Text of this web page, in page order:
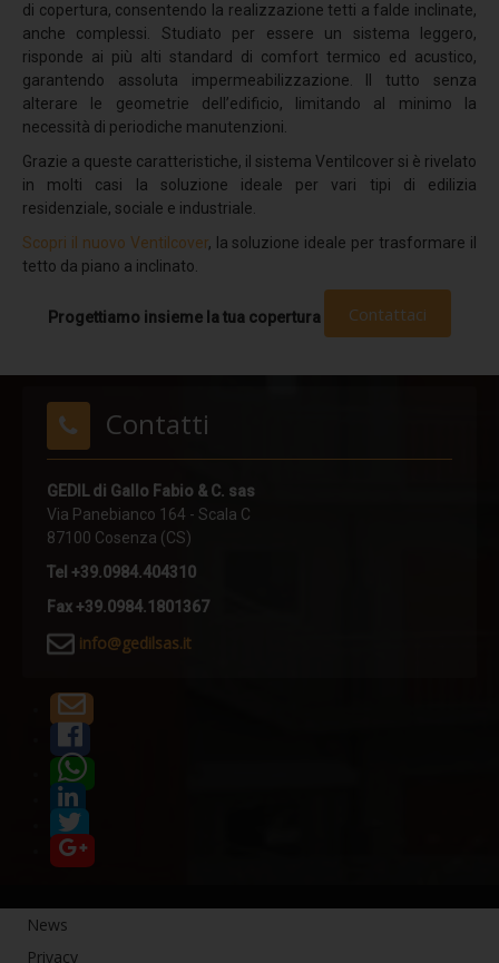
Stratigrafia 6
Stratigrafia 7
Stratigrafia 8
Stratigrafia 9
Stratigrafia 10
Finiture standard
Fotovoltaico
Progettazione
Potere insonorizzante
Resistenza alla corrosione
Comfort termico
Termoriflessione
Resistenza meccanica
Simulatore pioggia
Sistemi anticaduta - Linee Vita
Linea vita F-STOP CAT
Linea vita H-STOP HI
Linea vita H-STOP
Linea vita V-STOP
Dispositivi TIPO D
R-STOP BINARIO
Dispositivi TIPO A
di copertura, consentendo la realizzazione tetti a falde inclinate,
anche complessi. Studiato per essere un sistema leggero,
risponde ai più alti standard di comfort termico ed acustico,
garantendo assoluta impermeabilizzazione. Il tutto senza
alterare le geometrie dell’edificio, limitando al minimo la
necessità di periodiche manutenzioni.
Grazie a queste caratteristiche, il sistema Ventilcover si è rivelato
in molti casi la soluzione ideale per vari tipi di edilizia
residenziale, sociale e industriale.
Scopri il nuovo Ventilcover, la soluzione ideale per trasformare il
tetto da piano a inclinato.
Progettiamo insieme la tua copertura Contattaci
Contatti
GEDIL di Gallo Fabio & C. sas
Via Panebianco 164 - Scala C
87100 Cosenza (CS)
Tel +39.0984.404310
Fax +39.0984.1801367
info@gedilsas.it
News
Privacy